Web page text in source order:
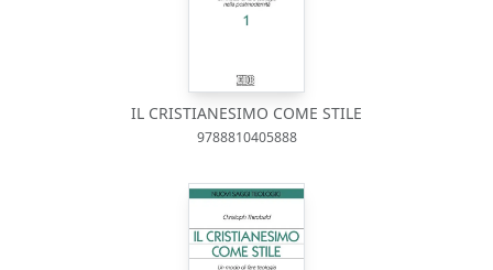
IL CRISTIANESIMO COME STILE
9788810405888